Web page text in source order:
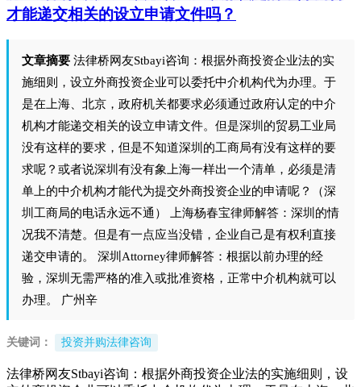
才能递交相关的设立申请文件吗？
文章摘要 法律桥网友Stbayi咨询：根据外商投资企业法的实
施细则，设立外商投资企业可以委托中介机构代为办理。于
是在上海、北京，政府机关都要求必须通过政府认定的中介
机构才能递交相关的设立申请文件。但是深圳的贸易工业局
没有这样的要求，但是不知道深圳的工商局有没有这样的要
求呢？或者说深圳有没有象上海一样出一个清单，必须是清
单上的中介机构才能代为提交外商投资企业的申请呢？（深
圳工商局的电话永远不通） 上海杨春宝律师解答：深圳的情
况我不清楚。但是有一点应当没错，企业自己是有权利直接
递交申请的。 深圳Attorney律师解答：根据以前办理的经
验，深圳无需严格的准入或批准资格，正常中介机构就可以
办理。 广州辛
关键词： 投资并购法律咨询
法律桥网友Stbayi咨询：根据外商投资企业法的实施细则，设